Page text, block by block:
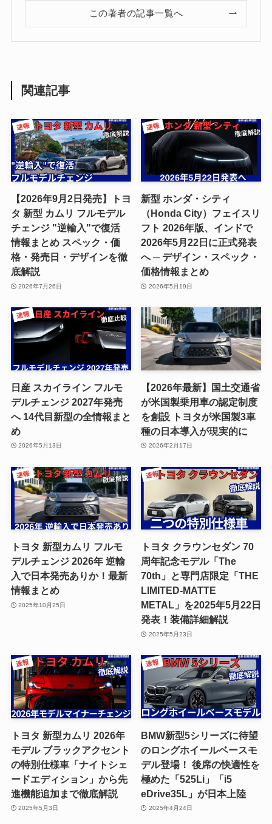
この著者の記事一覧へ
関連記事
【2026年9月2日発売】トヨ
タ 新型 カムリ フルモデル
チェンジ "逆輸入"で復活
情報まとめ スペック・価
格・発売日・デザインを徹
底解説
2026年7月26日
新型 ホンダ・シティ
（Honda City）フェイスリ
フト 2026年版、インドで
2026年5月22日に正式発表
へ ─ デザイン・スペック・
価格情報まとめ
2026年5月19日
日産 スカイライン フルモ
デルチェンジ 2027年発売
へ 14代目新型の全情報まと
め
2026年5月13日
【2026年最新】国土交通省
が米国製乗用車の認定制度
を創設 トヨタが米国製3車
種の日本導入が現実的に
2026年2月17日
トヨタ 新型カムリ フルモ
デルチェンジ 2026年 逆輸
入で日本発売ありか！最新
情報まとめ
2025年10月25日
トヨタ クラウンセダン 70
周年記念モデル「The
70th」と専門店限定「THE
LIMITED-MATTE
METAL」を2025年5月22日
発表！装備詳細解説
2025年5月23日
トヨタ 新型カムリ 2026年
モデル ブラックアクセント
の特別仕様車「ナイトシェ
ードエディション」から先
進機能追加まで徹底解説
2025年5月3日
BMW新型5シリーズに待望
のロングホイールベースモ
デル登場！ 後席の快適性を
極めた「525Li」「i5
eDrive35L」が日本上陸
2025年4月24日